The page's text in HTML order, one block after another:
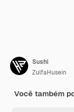
Sushi
ZulfaHusein
Você também